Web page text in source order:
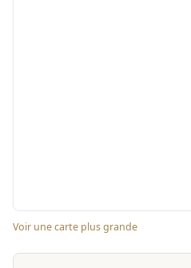
Voir une carte plus grande